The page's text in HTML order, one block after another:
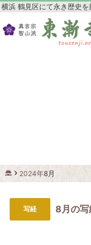
横浜 鶴見区にて永き歴史を
2024年8月
写経 8月の写